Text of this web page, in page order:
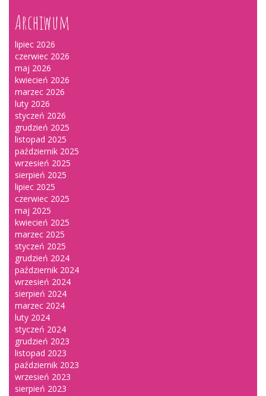
Archiwum
lipiec 2026
czerwiec 2026
maj 2026
kwiecień 2026
marzec 2026
luty 2026
styczeń 2026
grudzień 2025
listopad 2025
październik 2025
wrzesień 2025
sierpień 2025
lipiec 2025
czerwiec 2025
maj 2025
kwiecień 2025
marzec 2025
styczeń 2025
grudzień 2024
październik 2024
wrzesień 2024
sierpień 2024
marzec 2024
luty 2024
styczeń 2024
grudzień 2023
listopad 2023
październik 2023
wrzesień 2023
sierpień 2023